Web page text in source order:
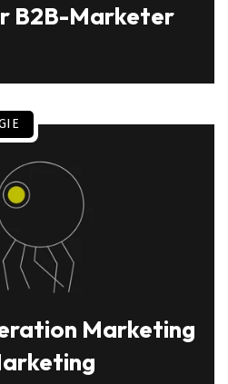
B2B-Marketer
Marketing